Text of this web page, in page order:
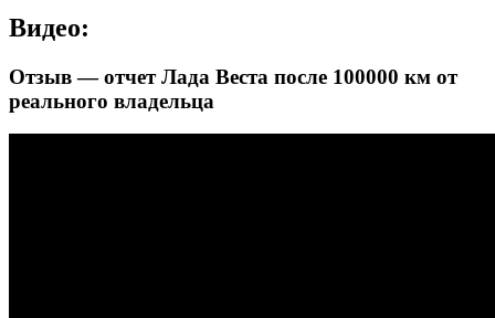
Видео:
Отзыв — отчет Лада Веста после 100000 км от
реального владельца